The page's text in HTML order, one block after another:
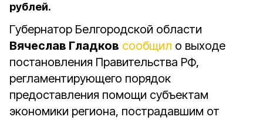
рублей.
Губернатор Белгородской области
Вячеслав Гладков сообщил о выходе
постановления Правительства РФ,
регламентирующего порядок
предоставления помощи субъектам
экономики региона, пострадавшим от